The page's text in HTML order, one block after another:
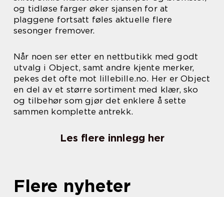
og tidløse farger øker sjansen for at
plaggene fortsatt føles aktuelle flere
sesonger fremover.
Når noen ser etter en nettbutikk med godt
utvalg i Object, samt andre kjente merker,
pekes det ofte mot lillebille.no. Her er Object
en del av et større sortiment med klær, sko
og tilbehør som gjør det enklere å sette
sammen komplette antrekk.
Les flere innlegg her
Flere nyheter